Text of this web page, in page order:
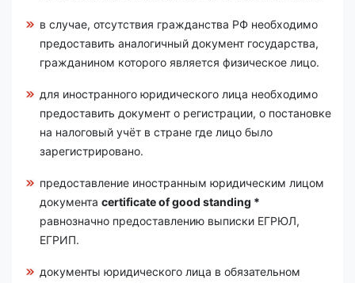
в случае, отсутствия гражданства РФ необходимо
предоставить аналогичный документ государства,
гражданином которого является физическое лицо.
для иностранного юридического лица необходимо
предоставить документ о регистрации, о постановке
на налоговый учёт в стране где лицо было
зарегистрировано.
предоставление иностранным юридическим лицом
документа certificateofgood standing *
равнозначно предоставлению выписки ЕГРЮЛ,
ЕГРИП.
документы юридического лица в обязательном